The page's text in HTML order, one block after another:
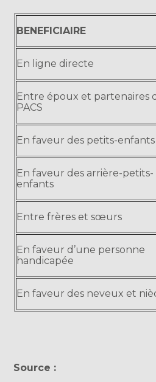
BENEFICIAIRE
En ligne directe
Entre époux et partenaires
PACS
En faveur des petits-enfants
En faveur des arrière-petits-
enfants
Entre frères et sœurs
En faveur d’une personne
handicapée
En faveur des neveux et
Source :